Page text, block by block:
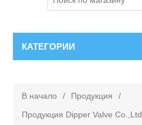
КАТЕГОРИИ
В начало / Продукция
/
Продукция Dipper Valve Co.,Ltd